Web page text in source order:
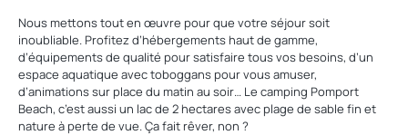
Nous mettons tout en œuvre pour que votre séjour soit
inoubliable. Profitez d’hébergements haut de gamme,
d’équipements de qualité pour satisfaire tous vos besoins, d’un
espace aquatique avec toboggans pour vous amuser,
d’animations sur place du matin au soir… Le camping Pomport
Beach, c’est aussi un lac de 2 hectares avec plage de sable fin et
nature à perte de vue. Ça fait rêver, non ?